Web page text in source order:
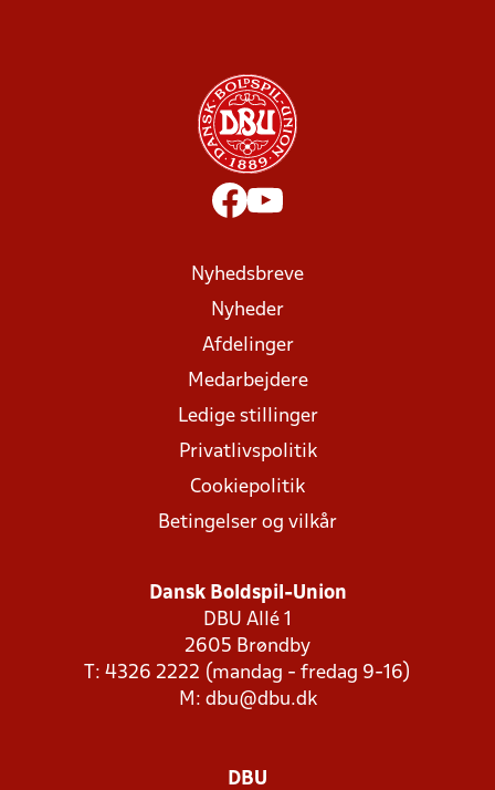
Nyhedsbreve
Nyheder
Afdelinger
Medarbejdere
Ledige stillinger
Privatlivspolitik
Cookiepolitik
Betingelser og vilkår
Dansk Boldspil-Union
DBU Allé 1
2605 Brøndby
T: 4326 2222 (mandag - fredag 9-16)
M: dbu@dbu.dk
DBU